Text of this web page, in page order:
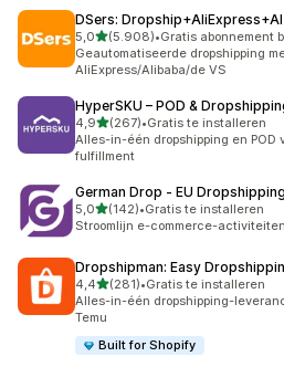
DSers: Dropship+AliExpress+AI
5,0van 5 sterren
(5.908)
5908 recensies in totaal
•Gratis abonnement
Geautomatiseerde dropshipping
AliExpress/Alibaba/de VS
HyperSKU – POD &
4,9van 5 sterren
(267)
267 recensies in totaal
•Gratis te installeren
Alles-in-één dropshipping en POD
fulfillment
German Drop ‑ EU Dropshipping
5,0van 5 sterren
(142)
142 recensies in totaal
•Gratis te installeren
Stroomlijn e-commerce-
Dropshipman: Easy
4,4van 5 sterren
(281)
281 recensies in totaal
•Gratis te installeren
Alles-in-één dropshipping-
Temu
Built for Shopify